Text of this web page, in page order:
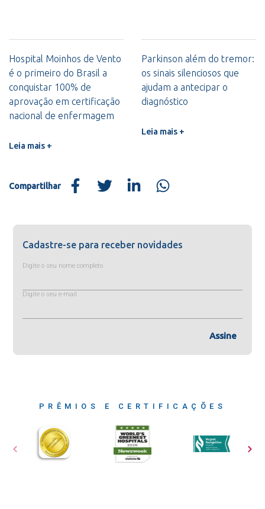
Hospital Moinhos de Vento
é o primeiro do Brasil a
conquistar 100% de
aprovação em certificação
nacional de enfermagem
Leia mais +
Parkinson além do tremor:
os sinais silenciosos que
ajudam a antecipar o
diagnóstico
Leia mais +
Compartilhar
Cadastre-se para receber novidades
Digite o seu nome completo
Digite o seu e-mail
Assine
PRÊMIOS E CERTIFICAÇÕES